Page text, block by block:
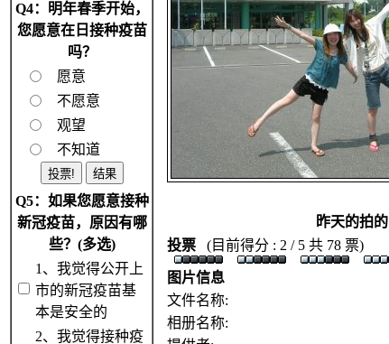
Q4：明年春季开始，
您愿意在日接种疫苗
吗？
愿意
不愿意
观望
不知道
Q5：如果您愿意接种
新冠疫苗，原因有哪
些？(多选)
1、我觉得公开上
市的新冠疫苗基
本是安全的
2、我觉得接种疫
昨天的拍的
投票
(目前得分 : 2 / 5 共 78 票)
图片信息
文件名称:
相册名称: